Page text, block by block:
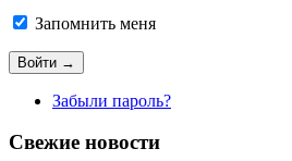
Запомнить меня
Забыли пароль?
Свежие новости